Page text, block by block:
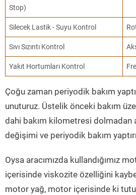
Stop)
Silecek Lastik - Suyu Kontrol
Sıvı Sızıntı Kontrol
Yakıt Hortumları Kontrol
Çoğu zaman periyodik bakım
unuturuz. Üstelik önceki bakım
dahi bakım kilometresi dolmadan
değişimi ve periyodik bakım
Oysa aracımızda kullandığımız
içerisinde viskozite özelliğini
motor yağ, motor içerisinde ki